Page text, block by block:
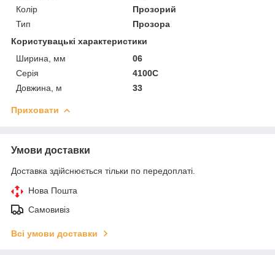
Колір
Прозорий
Тип
Прозора
Користувацькі характеристики
Ширина, мм
06
Серія
4100С
Довжина, м
33
Приховати
Умови доставки
Доставка здійснюється тільки по передоплаті.
Нова Пошта
Самовивіз
Всі умови доставки